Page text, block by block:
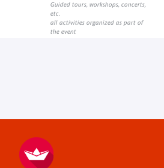
Guided tours, workshops, concerts,
etc.
all activities organized as part of
the event